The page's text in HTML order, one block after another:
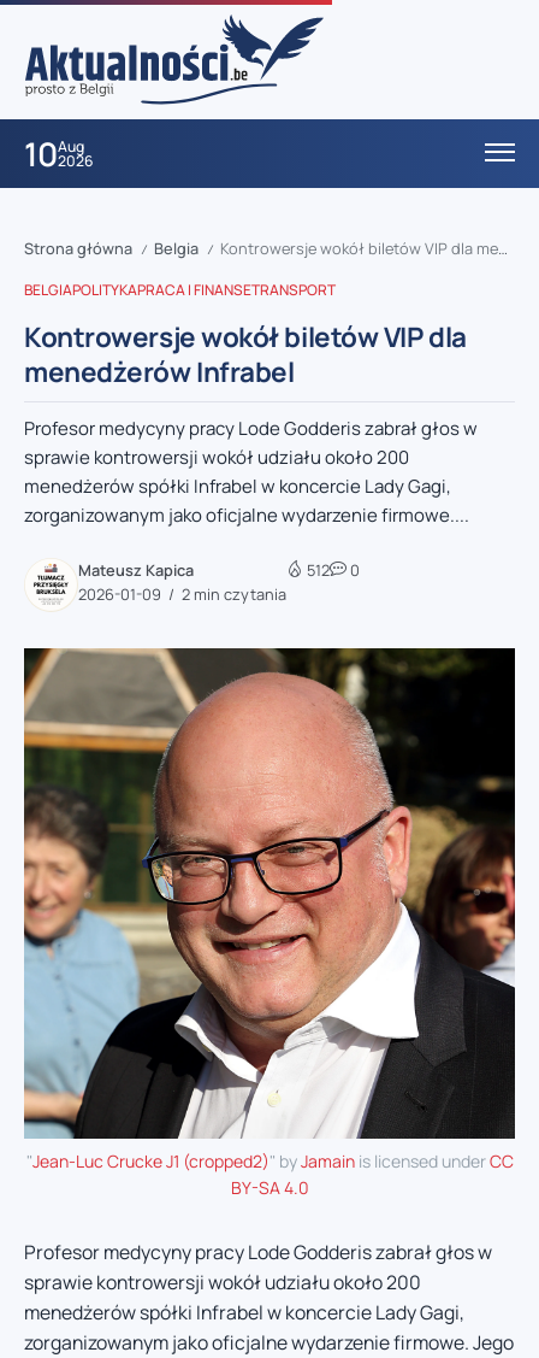
10Aug
2026
Strona główna / Belgia / Kontrowersje wokół biletów VIP dla menedżerów Infrabel
BELGIAPOLITYKAPRACA I FINANSETRANSPORT
Kontrowersje wokół biletów VIP dla
menedżerów Infrabel
Profesor medycyny pracy Lode Godderis zabrał głos w
sprawie kontrowersji wokół udziału około 200
menedżerów spółki Infrabel w koncercie Lady Gagi,
zorganizowanym jako oficjalne wydarzenie firmowe....
Mateusz Kapica
2026-01-09
2 min czytania
512 0
"Jean-Luc Crucke J1 (cropped2)" byJamainis licensed underCC
BY-SA 4.0
Profesor medycyny pracy Lode Godderis zabrał głos w
sprawie kontrowersji wokół udziału około 200
menedżerów spółki Infrabel w koncercie Lady Gagi,
zorganizowanym jako oficjalne wydarzenie firmowe. Jego